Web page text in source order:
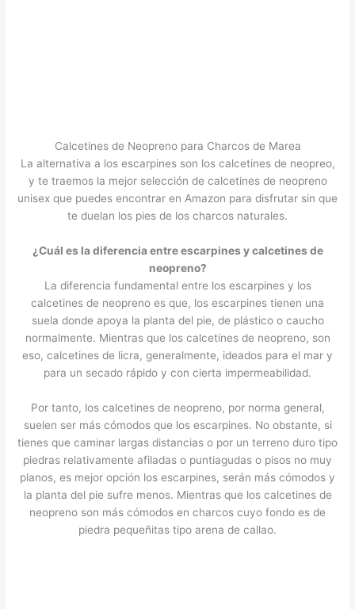
Calcetines de Neopreno para Charcos de Marea
La alternativa a los escarpines son los calcetines de neopreo,
y te traemos la mejor selección de calcetines de neopreno
unisex que puedes encontrar en Amazon para disfrutar sin que
te duelan los pies de los charcos naturales.
¿Cuál es la diferencia entre escarpines y calcetines de
neopreno?
La diferencia fundamental entre los escarpines y los
calcetines de neopreno es que, los escarpines tienen una
suela donde apoya la planta del pie, de plástico o caucho
normalmente. Mientras que los calcetines de neopreno, son
eso, calcetines de licra, generalmente, ideados para el mar y
para un secado rápido y con cierta impermeabilidad.
Por tanto, los calcetines de neopreno, por norma general,
suelen ser más cómodos que los escarpines. No obstante, si
tienes que caminar largas distancias o por un terreno duro tipo
piedras relativamente afiladas o puntiagudas o pisos no muy
planos, es mejor opción los escarpines, serán más cómodos y
la planta del pie sufre menos. Mientras que los calcetines de
neopreno son más cómodos en charcos cuyo fondo es de
piedra pequeñitas tipo arena de callao.